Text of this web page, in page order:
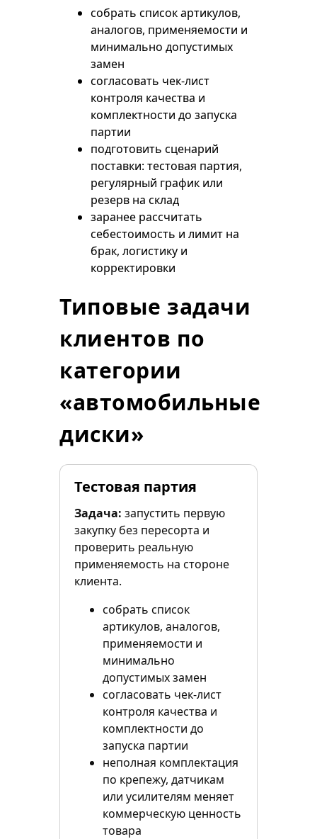
собрать список артикулов,
аналогов, применяемости и
минимально допустимых
замен
согласовать чек-лист
контроля качества и
комплектности до запуска
партии
подготовить сценарий
поставки: тестовая партия,
регулярный график или
резерв на склад
заранее рассчитать
себестоимость и лимит на
брак, логистику и
корректировки
Типовые задачи
клиентов по
категории
«автомобильные
диски»
Тестовая партия
Задача: запустить первую
закупку без пересорта и
проверить реальную
применяемость на стороне
клиента.
собрать список
артикулов, аналогов,
применяемости и
минимально
допустимых замен
согласовать чек-лист
контроля качества и
комплектности до
запуска партии
неполная комплектация
по крепежу, датчикам
или усилителям меняет
коммерческую ценность
товара